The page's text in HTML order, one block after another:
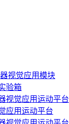
视觉应用模块
验箱
视觉应用运动平台
应用运动平台